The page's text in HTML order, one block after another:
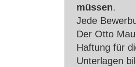
müssen.
Jede
Der Otto
Haftung für
Unterlagen